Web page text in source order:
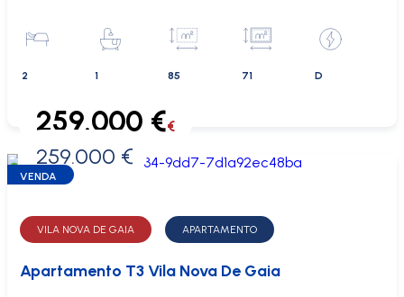
2 1 85 71 D
0 €
259.000 €€
259.000 €
VENDA
VILA NOVA DE GAIA APARTAMENTO
Apartamento T3 Vila Nova De Gaia